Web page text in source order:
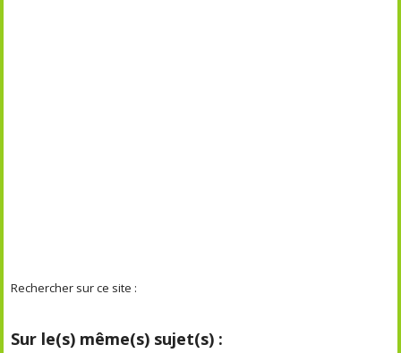
Rechercher sur ce site :
Sur le(s) même(s) sujet(s) :